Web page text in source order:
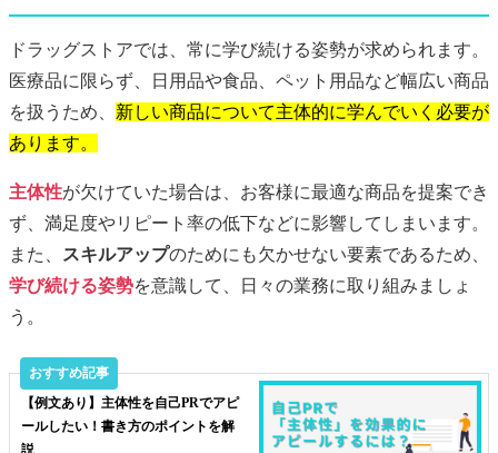
ドラッグストアでは、常に学び続ける姿勢が求められます。
医療品に限らず、日用品や食品、ペット用品など幅広い商品
を扱うため、 新しい商品について主体的に学んでいく必要が
あります。
主体性が欠けていた場合は、お客様に最適な商品を提案でき
ず、満足度やリピート率の低下などに影響してしまいます。
また、
スキルアップのためにも欠かせない要素であるため、
学び続ける姿勢を意識して、日々の業務に取り組みましょ
う。
【例文あり】主体性を自己PRでアピ
ールしたい！書き方のポイントを解